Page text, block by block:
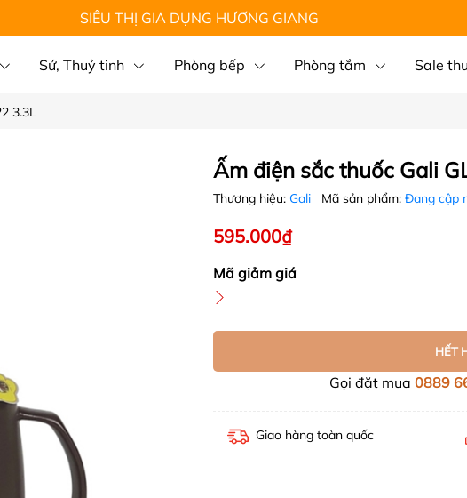
SIÊU THỊ GIA DỤNG HƯƠNG GIANG
Sứ, Thuỷ tinh Phòng bếp Phòng tắm Sale
3.3L
Ấm điện sắc thuốc Gali
Thương hiệu: Gali Mã sản phẩm: Đang cập
595.000₫
Mã giảm giá
HẾT
Gọi đặt mua 0889
Giao hàng toàn quốc